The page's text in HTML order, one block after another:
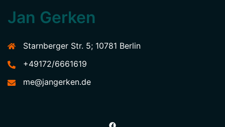
Jan Gerken
Starnberger Str. 5; 10781 Berlin
+49172/6661619
me@jangerken.de
Facebook